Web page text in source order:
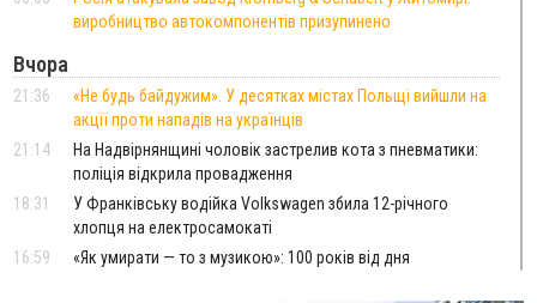
виробництво автокомпонентів призупинено
Вчора
21:36
«Не будь байдужим». У десятках містах Польщі вийшли на
акції проти нападів на українців
21:14
На Надвірнянщині чоловік застрелив кота з пневматики:
поліція відкрила провадження
18:31
У Франківську водійка Volkswagen збила 12-річного
хлопця на електросамокаті
16:59
«Як умирати — то з музикою»: 100 років від дня